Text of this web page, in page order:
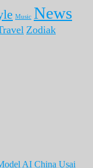
Music News
Zodiak
AI China Usai